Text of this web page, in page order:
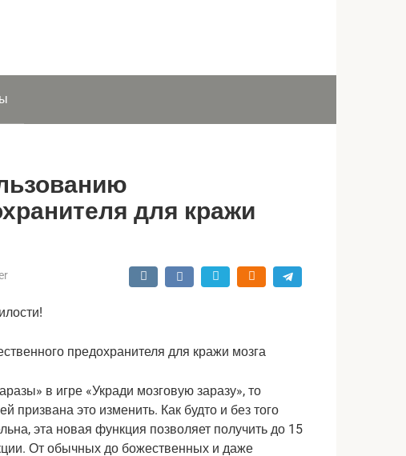
для кражи
в игре «Укради мозговую заразу», то
это изменить. Как будто и без того
эта новая функция позволяет получить до 15
От обычных до божественных и даже